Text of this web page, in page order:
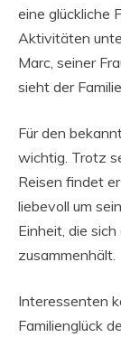
eine glückliche
Aktivitäten
Marc, seiner
sieht der
Für den
wichtig. Trotz
Reisen findet
liebevoll um
Einheit, die
zusammenhält.
Interessenten
Familienglück